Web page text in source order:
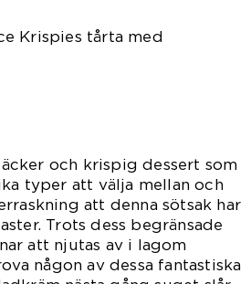
Krispies tårta med
och krispig dessert som
typer att välja mellan och
att denna sötsak har
Trots dess begränsade
att njutas av i lagom
någon av dessa fantastiska